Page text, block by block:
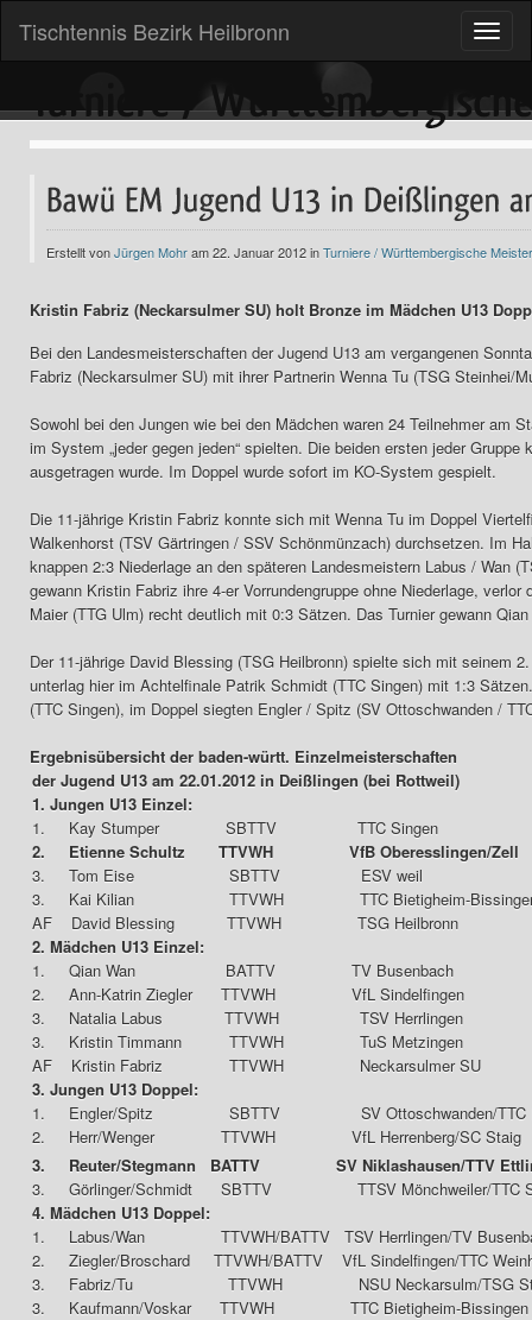
Toggle
Tischtennis Bezirk Heilbronn
Erstellt vonJürgen Mohram 22. Januar 2012 inTurniere / Württembergische
Kristin Fabriz (Neckarsulmer SU) holt Bronze im Mädchen U13
Bei den Landesmeisterschaften der Jugend U13 am vergangenen
Fabriz (Neckarsulmer SU) mit ihrer Partnerin Wenna Tu (TSG Steinhei/
Sowohl bei den Jungen wie bei den Mädchen waren 24 Teilnehmer am
im System „jeder gegen jeden“ spielten. Die beiden ersten jeder
ausgetragen wurde. Im Doppel wurde sofort im KO-System gespielt.
Die 11-jährige Kristin Fabriz konnte sich mit Wenna Tu im Doppel
Walkenhorst (TSV Gärtringen / SSV Schönmünzach) durchsetzen. Im
knappen 2:3 Niederlage an den späteren Landesmeistern Labus / Wan
gewann Kristin Fabriz ihre 4-er Vorrundengruppe ohne Niederlage,
Maier (TTG Ulm) recht deutlich mit 0:3 Sätzen. Das Turnier gewann
Der 11-jährige David Blessing (TSG Heilbronn) spielte sich mit seinem
unterlag hier im Achtelfinale Patrik Schmidt (TTC Singen) mit 1:3
(TTC Singen), im Doppel siegten Engler / Spitz (SV Ottoschwanden /
Ergebnisübersicht der baden-württ. Einzelmeisterschaften
der Jugend U13 am 22.01.2012 in Deißlingen (bei Rottweil)
1. Jungen U13 Einzel:
1. Kay Stumper SBTTV TTC Singen
2. Etienne Schultz TTVWH VfB Oberesslingen/Zell
3. Tom Eise SBTTV ESV weil
3. Kai Kilian TTVWH TTC Bietigheim-
AF David Blessing TTVWH TSG Heilbronn
2. Mädchen U13 Einzel:
1. Qian Wan BATTV TV Busenbach
2. Ann-Katrin Ziegler TTVWH VfL Sindelfingen
3. Natalia Labus TTVWH TSV Herrlingen
3. Kristin Timmann TTVWH TuS Metzingen
AF Kristin Fabriz TTVWH Neckarsulmer SU
3. Jungen U13 Doppel:
1. Engler/Spitz SBTTV SV Ottoschwanden/TTC
2. Herr/Wenger TTVWH VfL Herrenberg/SC Staig
3. Reuter/Stegmann BATTV SV Niklashausen/TTV
3. Görlinger/Schmidt SBTTV TTSV Mönchweiler/TTC
4. Mädchen U13 Doppel:
1. Labus/Wan TTVWH/BATTV TSV Herrlingen/TV
2. Ziegler/Broschard TTVWH/BATTV VfL Sindelfingen/TTC
3. Fabriz/Tu TTVWH NSU Neckarsulm/TSG
3. Kaufmann/Voskar TTVWH TTC Bietigheim-Bissingen